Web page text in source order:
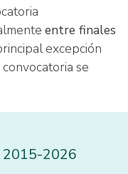
entre finales
excepción
se
2015-2026